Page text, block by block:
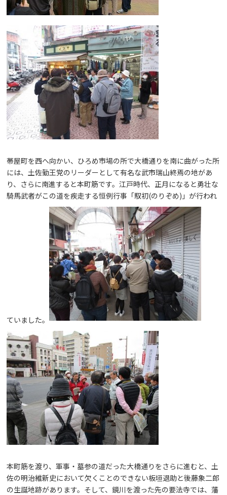
帯屋町を西へ向かい、ひろめ市場の所で大橋通りを南に曲がった所
には、土佐勤王党のリーダーとして有名な武市瑞山終焉の地があ
り、さらに南進すると本町筋です。江戸時代、正月になると勇壮な
騎馬武者がこの道を疾走する恒例行事「馭初(のりぞめ)」が行われ
ていました。
本町筋を渡り、軍事・墓参の道だった大橋通りをさらに進むと、土
佐の明治維新史において欠くことのできない板垣退助と後藤象二郎
の生誕地跡があります。そして、鏡川を渡った先の要法寺では、藩